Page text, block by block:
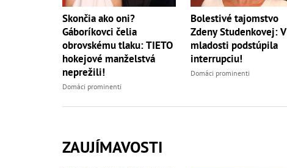
Skončia ako oni?
Gáboríkovci čelia
obrovskému tlaku: TIETO
hokejové manželstvá
neprežili!
Domáci prominenti
Bolestivé tajomstvo
Zdeny Studenkovej: V
mladosti podstúpila
interrupciu!
Domáci prominenti
ZAUJÍMAVOSTI